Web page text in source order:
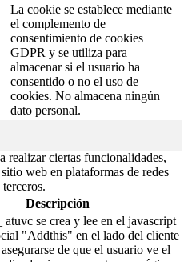
La cookie se establece mediante
el complemento de
consentimiento de cookies
GDPR y se utiliza para
almacenar si el usuario ha
consentido o no el uso de
cookies. No almacena ningún
dato personal.
realizar ciertas funcionalidades,
web en plataformas de redes
Descripción
se crea y lee en el javascript
"Addthis" en el lado del cliente
de que el usuario ve el